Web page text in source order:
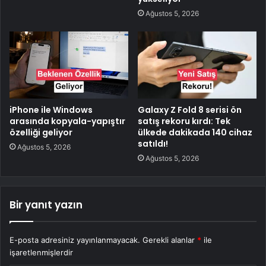
Ağustos 5, 2026
iPhone ile Windows
arasında kopyala-yapıştır
özelliği geliyor
Ağustos 5, 2026
Galaxy Z Fold 8 serisi ön
satış rekoru kırdı: Tek
ülkede dakikada 140 cihaz
satıldı!
Ağustos 5, 2026
Bir yanıt yazın
E-posta adresiniz yayınlanmayacak. Gerekli alanlar * ile
işaretlenmişlerdir